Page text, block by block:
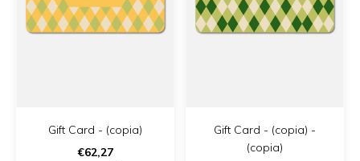
Gift Card - (copia)
€62,27
Gift Card - (copia) -
(copia)